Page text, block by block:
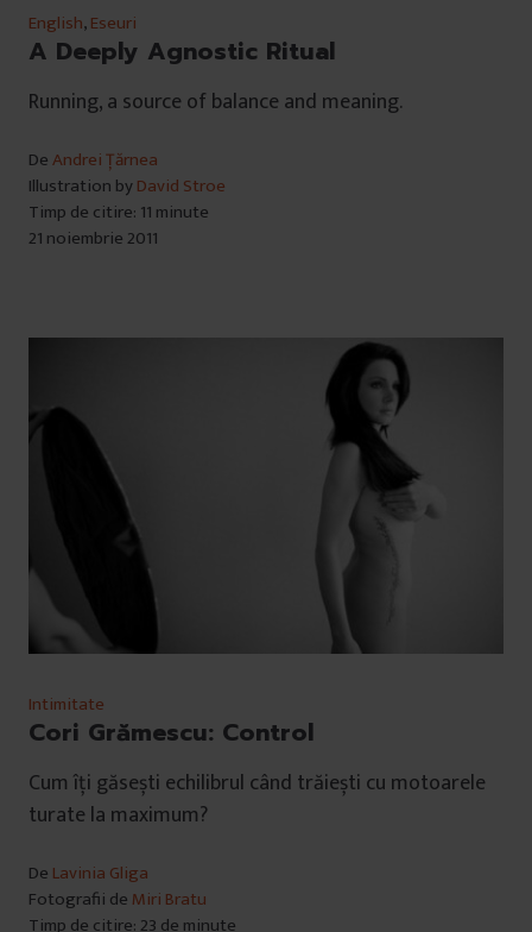
English,Eseuri
A Deeply Agnostic Ritual
Running, a source of balance and meaning.
DeAndrei Țărnea
Illustration byDavid Stroe
Timp de citire: 11 minute
21 noiembrie 2011
Intimitate
Cori Grămescu: Control
Cum îți găsești echilibrul când trăiești cu motoarele
turate la maximum?
De Lavinia Gliga
Fotografii de Miri Bratu
Timp de citire: 23 de minute